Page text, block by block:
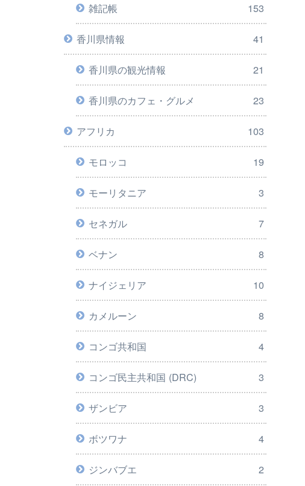
雑記帳 153
香川県情報 41
香川県の観光情報 21
香川県のカフェ・グルメ 23
アフリカ 103
モロッコ 19
モーリタニア 3
セネガル 7
ベナン 8
ナイジェリア 10
カメルーン 8
コンゴ共和国 4
コンゴ民主共和国 (DRC) 3
ザンビア 3
ボツワナ 4
ジンバブエ 2